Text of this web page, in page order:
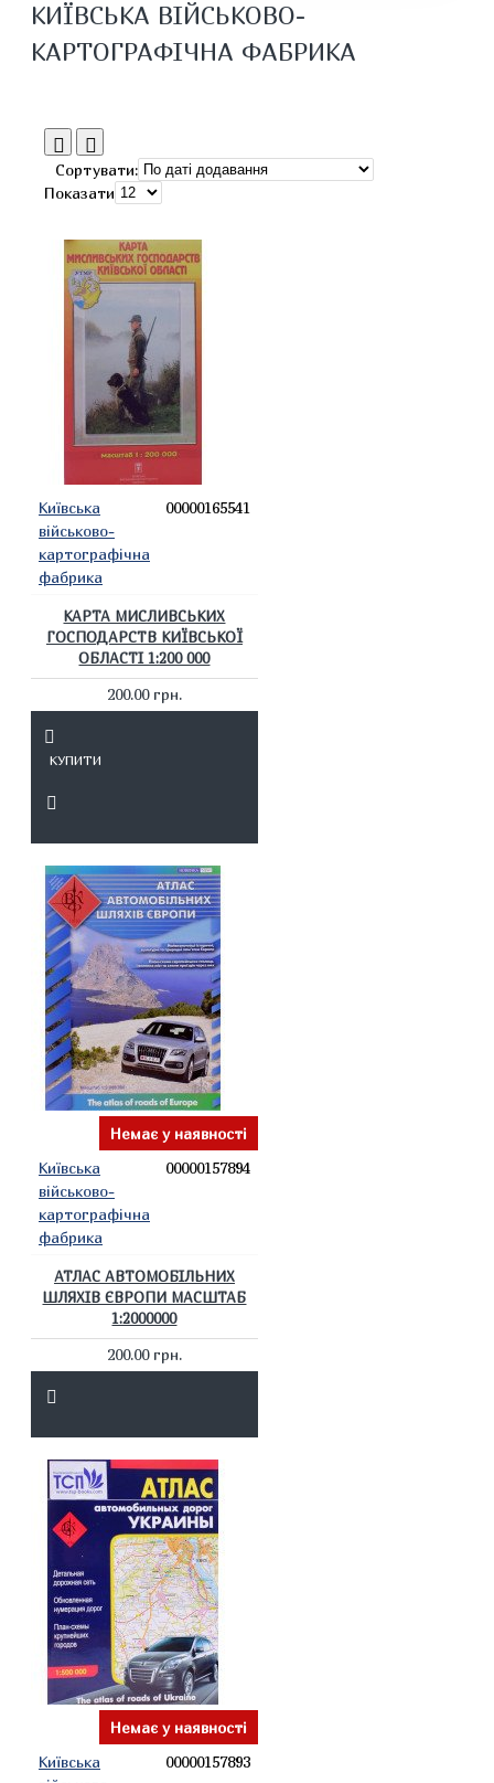
КИЇВСЬКА ВІЙСЬКОВО-
КАРТОГРАФІЧНА ФАБРИКА
Сортувати:
Показати
Київська
військово-
картографічна
фабрика
00000165541
КАРТА МИСЛИВСЬКИХ
ГОСПОДАРСТВ КИЇВСЬКОЇ
ОБЛАСТІ 1:200 000
200.00 грн.
КУПИТИ
Немає у наявності
Київська
військово-
картографічна
фабрика
00000157894
АТЛАС АВТОМОБІЛЬНИХ
ШЛЯХІВ ЄВРОПИ МАСШТАБ
1:2000000
200.00 грн.
Немає у наявності
Київська
00000157893